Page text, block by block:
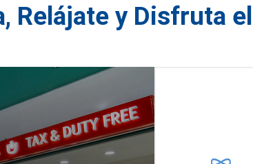
Relájate y Disfruta